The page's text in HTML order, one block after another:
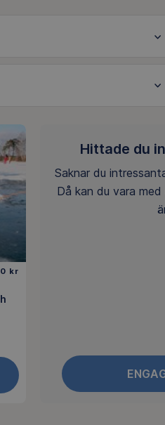
kr
Hittade du
Saknar du
Då kan du vara